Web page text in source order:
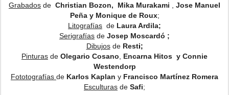
Grabados de Christian Bozon, Mika Murakami
Jose Manuel
Peña y Monique de Roux;
Litografías de Laura Ardila;
Serigrafías de Josep Moscardó ;
Dibujosde Resti;
Pinturas de Olegario Cosano Encarna Hitos y Connie
Westendorp
Fototografías de Karlos Kaplan y Francisco Martínez Romera
Esculturas de Safi;